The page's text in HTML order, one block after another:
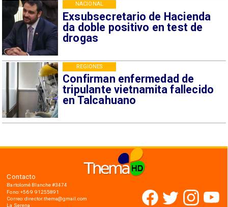
Exsubsecretario de Hacienda
da doble positivo en test de
drogas
NACIONAL
Confirman enfermedad de
tripulante vietnamita fallecido
en Talcahuano
REGIONES
Contacto
Bartolomé Blanche #3474
Fono: +56 9 91255891
Correo: director.thema@gmail.com
La Serena